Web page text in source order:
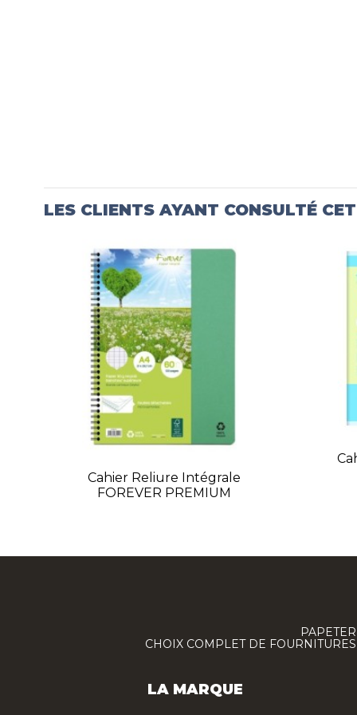
LES CLIENTS AYANT CONSULTÉ
Cahier Reliure Intégrale
FOREVER PREMIUM
CHOIX COMPLET DE
LA MARQUE